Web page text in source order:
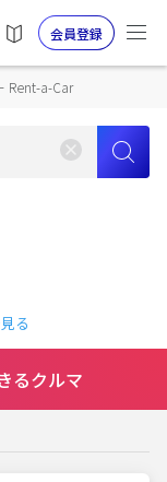
会員登録
Rent-a-Car
る
るクルマ